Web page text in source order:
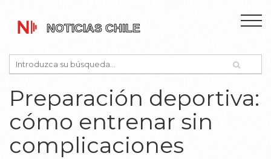
Preparación deportiva:
cómo entrenar sin
complicaciones